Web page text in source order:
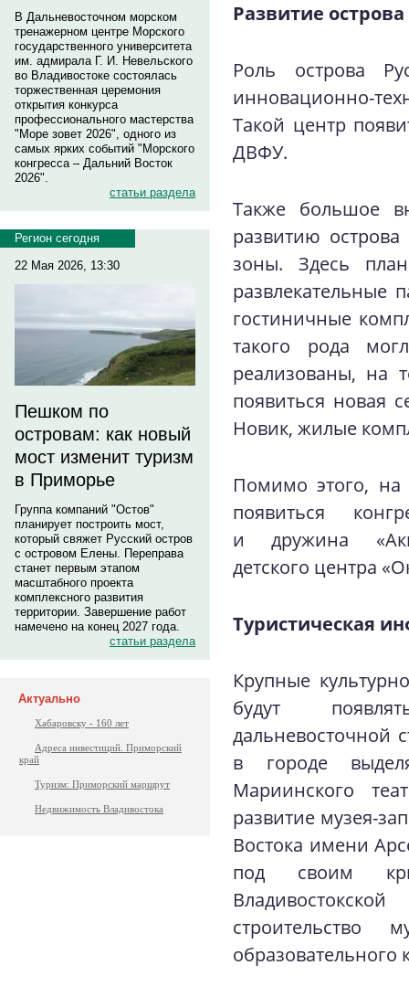
В Дальневосточном морском
тренажерном центре Морского
государственного университета
им. адмирала Г. И. Невельского
во Владивостоке состоялась
торжественная церемония
открытия конкурса
профессионального мастерства
"Море зовет 2026", одного из
самых ярких событий "Морского
конгресса – Дальний Восток
2026".
статьи раздела
Регион сегодня
22 Мая 2026, 13:30
Пешком по
островам: как новый
мост изменит туризм
в Приморье
Группа компаний "Остов"
планирует построить мост,
который свяжет Русский остров
с островом Елены. Переправа
станет первым этапом
масштабного проекта
комплексного развития
территории. Завершение работ
намечено на конец 2027 года.
статьи раздела
Актуально
Хабаровску - 160 лет
Адреса инвестиций. Приморский
край
Туризм: Приморский маршрут
Недвижимость Владивостока
Развитие
Роль острова
инновационно-
Такой центр
ДВФУ.
Также большое
развитию острова
зоны. Здесь
развлекательные
гостиничные
такого рода
реализованы, на
появиться новая
Новик, жилые
Помимо этого, на
появиться
и дружина
детского центра
Туристическая
Крупные
будут
дальневосточной
в городе
Мариинского
развитие музея-
Востока имени
под своим
строительство
образовательного